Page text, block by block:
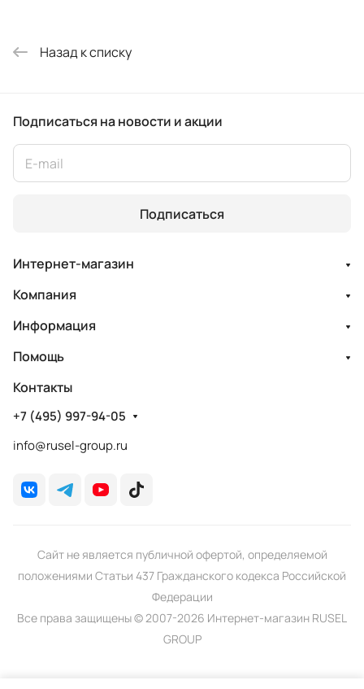
Назад к списку
Подписаться на новости и акции
Подписаться
Интернет-магазин
Компания
Информация
Помощь
Контакты
+7 (495) 997-94-05
info@rusel-group.ru
Сайт не является публичной офертой, определяемой
положениями Статьи 437 Гражданского кодекса Российской
Федерации
Все права защищены © 2007-2026 Интернет-магазин RUSEL
GROUP